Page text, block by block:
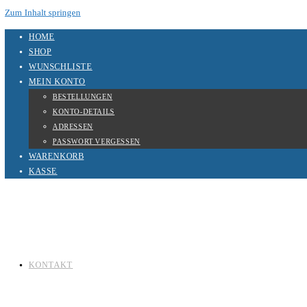
Zum Inhalt springen
HOME
SHOP
WUNSCHLISTE
MEIN KONTO
BESTELLUNGEN
KONTO-DETAILS
ADRESSEN
PASSWORT VERGESSEN
WARENKORB
KASSE
KONTAKT